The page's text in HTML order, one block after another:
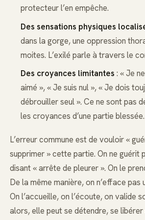
protecteur l’en empêche.
Des sensations physiques
dans la gorge, une oppression
moites. L’exilé parle à travers le
Des croyances limitantes : « Je
aimé », « Je suis nul », « Je dois
débrouiller seul ». Ce ne sont pas
les croyances d’une partie blessée.
L’erreur commune est de vouloir «
supprimer » cette partie. On ne guérit
disant « arrête de pleurer ». On le
De la même manière, on n’efface pas
On l’accueille, on l’écoute, on valide
alors, elle peut se détendre, se libérer